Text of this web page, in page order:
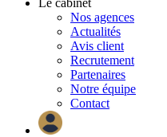
Nos agences
Actualités
Avis client
Recrutement
Partenaires
Notre équipe
Contact